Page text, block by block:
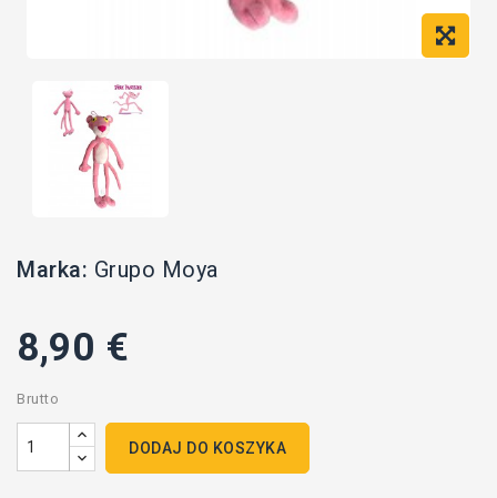
Marka: Grupo Moya
8,90 €
Brutto
DODAJ DO KOSZYKA